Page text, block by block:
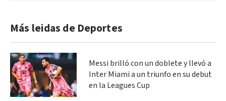
Más leidas de Deportes
Messi brilló con un doblete y llevó a
Inter Miami a un triunfo en su debut
en la Leagues Cup